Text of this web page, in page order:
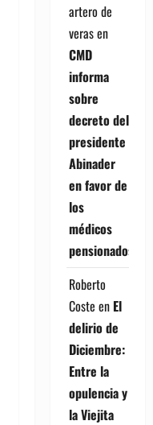
artero de
verasen
CMD
informa
sobre
decreto del
presidente
Abinader
en favor de
los
médicos
pensionados
Roberto
Coste en El
delirio de
Diciembre:
Entre la
opulencia y
la Viejita